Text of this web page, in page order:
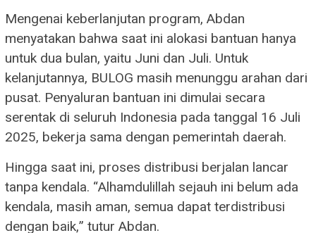
Mengenai keberlanjutan program, Abdan
menyatakan bahwa saat ini alokasi bantuan hanya
untuk dua bulan, yaitu Juni dan Juli. Untuk
kelanjutannya, BULOG masih menunggu arahan dari
pusat. Penyaluran bantuan ini dimulai secara
serentak di seluruh Indonesia pada tanggal 16 Juli
2025, bekerja sama dengan pemerintah daerah.
Hingga saat ini, proses distribusi berjalan lancar
tanpa kendala. “Alhamdulillah sejauh ini belum ada
kendala, masih aman, semua dapat terdistribusi
dengan baik,” tutur Abdan.